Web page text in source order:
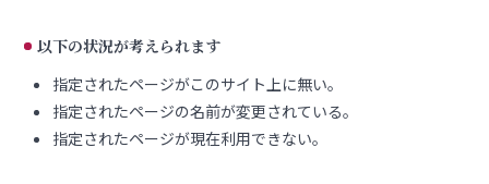
以下の状況が考えられます
指定されたページがこのサイト上に無い。
指定されたページの名前が変更されている。
指定されたページが現在利用できない。